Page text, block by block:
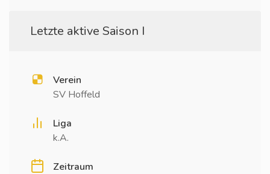
Letzte aktive Saison I
Verein
SV Hoffeld
Liga
k.A.
Zeitraum